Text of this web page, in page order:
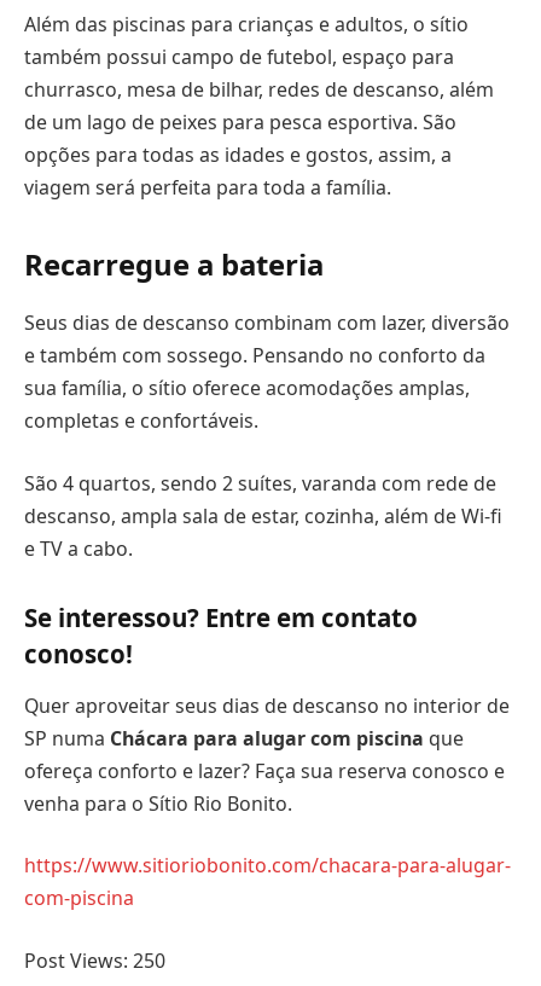
Além das piscinas para crianças e adultos, o sítio
também possui campo de futebol, espaço para
churrasco, mesa de bilhar, redes de descanso, além
de um lago de peixes para pesca esportiva. São
opções para todas as idades e gostos, assim, a
viagem será perfeita para toda a família.
Recarregue a bateria
Seus dias de descanso combinam com lazer, diversão
e também com sossego. Pensando no conforto da
sua família, o sítio oferece acomodações amplas,
completas e confortáveis.
São 4 quartos, sendo 2 suítes, varanda com rede de
descanso, ampla sala de estar, cozinha, além de Wi-fi
e TV a cabo.
Se interessou? Entre em contato
conosco!
Quer aproveitar seus dias de descanso no interior de
SP numa Chácara para alugar com piscina que
ofereça conforto e lazer? Faça sua reserva conosco e
venha para o Sítio Rio Bonito.
https://www.sitioriobonito.com/chacara-para-alugar-
com-piscina
Post Views: 250